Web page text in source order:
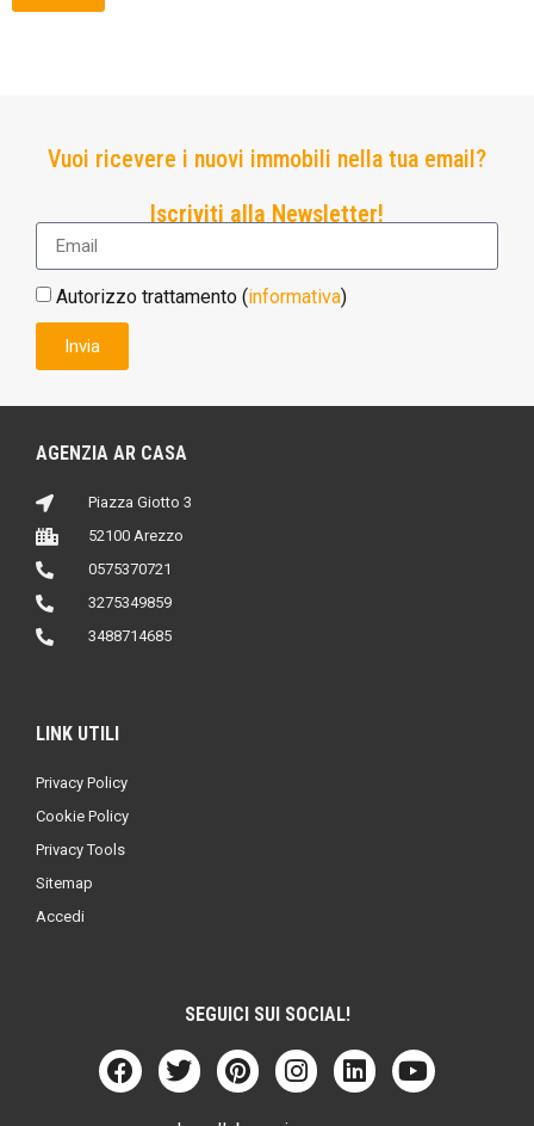
Vuoi ricevere i nuovi immobili nella tua email?
Iscriviti alla Newsletter!
Autorizzo trattamento (informativa)
Invia
AGENZIA AR CASA
Piazza Giotto 3
52100 Arezzo
0575370721
3275349859
3488714685
LINK UTILI
Privacy Policy
Cookie Policy
Privacy Tools
Sitemap
Accedi
SEGUICI SUI SOCIAL!